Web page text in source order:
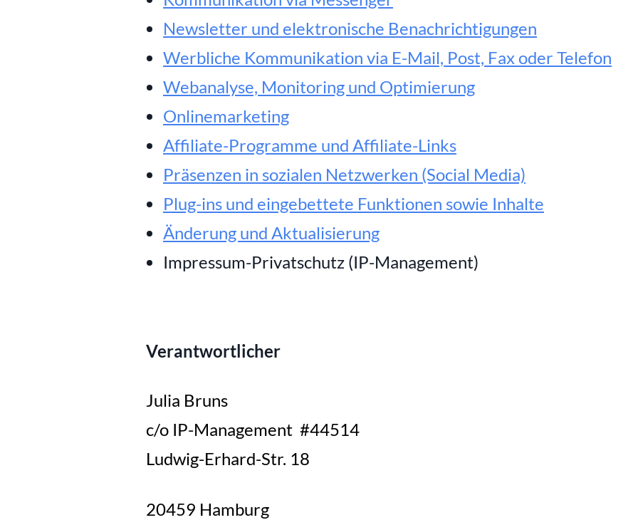
Newsletter und elektronische Benachrichtigungen
Werbliche Kommunikation via E-Mail, Post, Fax oder Telefon
Webanalyse, Monitoring und Optimierung
Onlinemarketing
Affiliate-Programme und Affiliate-Links
Präsenzen in sozialen Netzwerken (Social Media)
Plug-ins und eingebettete Funktionen sowie Inhalte
Änderung und Aktualisierung
Impressum-Privatschutz (IP-Management)
Verantwortlicher
Julia Bruns
c/o IP-Management  #44514
Ludwig-Erhard-Str. 18
20459 Hamburg